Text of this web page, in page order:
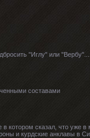
"Иглу" или "Вербу".....
составами
котором сказал, что уже
и курдские анклавы в